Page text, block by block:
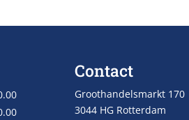
Contact
Groothandelsmarkt 170
3044 HG Rotterdam